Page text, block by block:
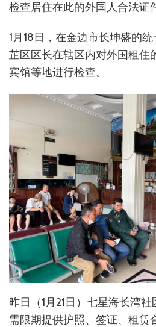
检查居住在此的外国人合法证
1月18日，在金边市长坤盛的
芷区区长在辖区内对外国租住
宾馆等地进行检查。
昨日（1月21日）七星海长湾
需限期提供护照、签证、租赁